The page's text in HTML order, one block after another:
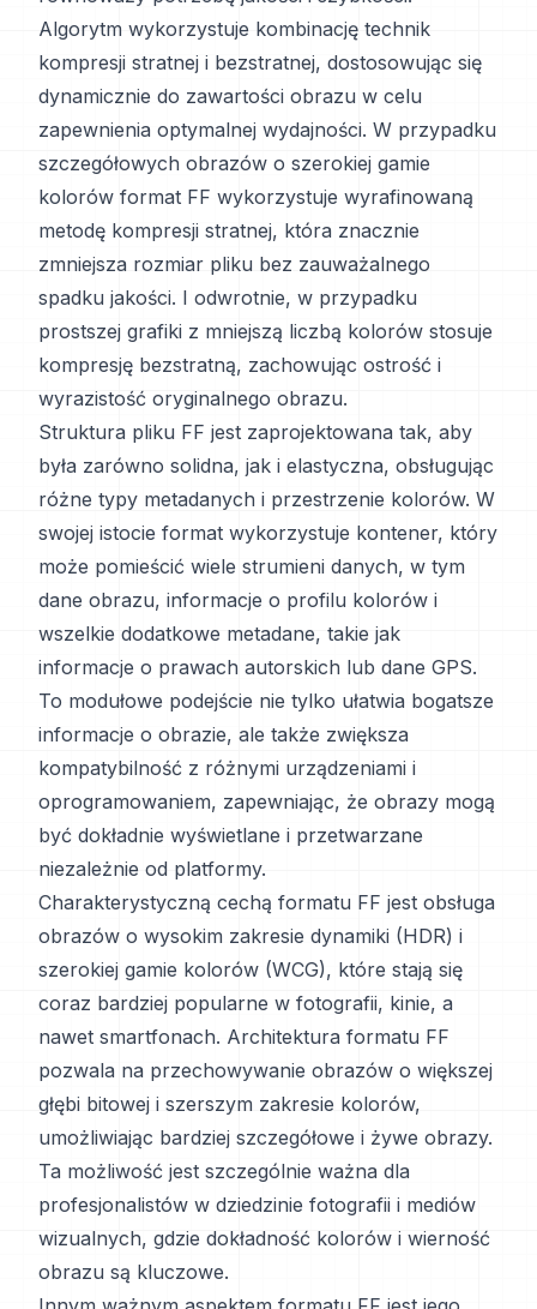
Algorytm wykorzystuje kombinację technik
kompresji stratnej i bezstratnej, dostosowując się
dynamicznie do zawartości obrazu w celu
zapewnienia optymalnej wydajności. W przypadku
szczegółowych obrazów o szerokiej gamie
kolorów format FF wykorzystuje wyrafinowaną
metodę kompresji stratnej, która znacznie
zmniejsza rozmiar pliku bez zauważalnego
spadku jakości. I odwrotnie, w przypadku
prostszej grafiki z mniejszą liczbą kolorów stosuje
kompresję bezstratną, zachowując ostrość i
wyrazistość oryginalnego obrazu.
Struktura pliku FF jest zaprojektowana tak, aby
była zarówno solidna, jak i elastyczna, obsługując
różne typy metadanych i przestrzenie kolorów. W
swojej istocie format wykorzystuje kontener, który
może pomieścić wiele strumieni danych, w tym
dane obrazu, informacje o profilu kolorów i
wszelkie dodatkowe metadane, takie jak
informacje o prawach autorskich lub dane GPS.
To modułowe podejście nie tylko ułatwia bogatsze
informacje o obrazie, ale także zwiększa
kompatybilność z różnymi urządzeniami i
oprogramowaniem, zapewniając, że obrazy mogą
być dokładnie wyświetlane i przetwarzane
niezależnie od platformy.
Charakterystyczną cechą formatu FF jest obsługa
obrazów o wysokim zakresie dynamiki (HDR) i
szerokiej gamie kolorów (WCG), które stają się
coraz bardziej popularne w fotografii, kinie, a
nawet smartfonach. Architektura formatu FF
pozwala na przechowywanie obrazów o większej
głębi bitowej i szerszym zakresie kolorów,
umożliwiając bardziej szczegółowe i żywe obrazy.
Ta możliwość jest szczególnie ważna dla
profesjonalistów w dziedzinie fotografii i mediów
wizualnych, gdzie dokładność kolorów i wierność
obrazu są kluczowe.